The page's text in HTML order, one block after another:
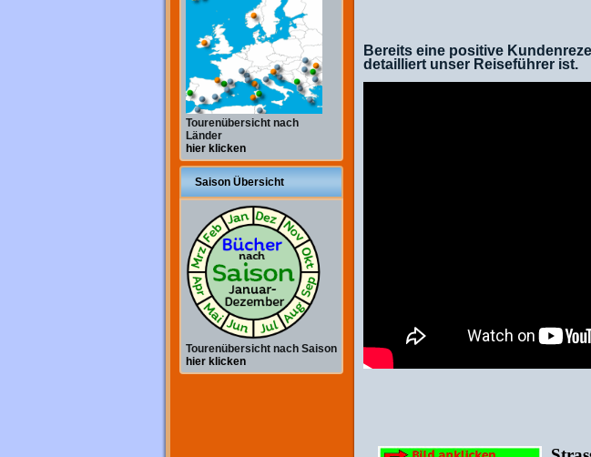
Tourenübersicht nach
Länder
hier klicken
Saison Übersicht
Tourenübersicht nach Saison
hier klicken
Bereits eine positive
detailliert unser Reiseführer ist.